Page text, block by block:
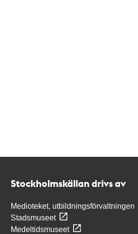
Stockholmskällan drivs av
Medioteket, utbildningsförvaltningen
Stadsmuseet
Medeltidsmuseet